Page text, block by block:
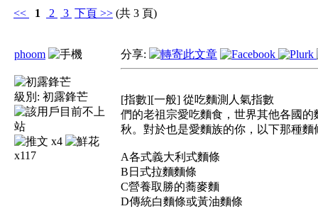
<< 1 2 3 下頁 >> (共 3 頁)
phoom
級別: 初露鋒芒
x4
x117
分享:
[指數][一般] 從吃麵測人氣指數
們的老祖宗愛吃麵食，世界其他各國
秋。對於也是愛麵族的你，以下那種
A各式義大利式麵條
B日式拉麵麵條
C營養取勝的蕎麥麵
D傳統白麵條或黃油麵條